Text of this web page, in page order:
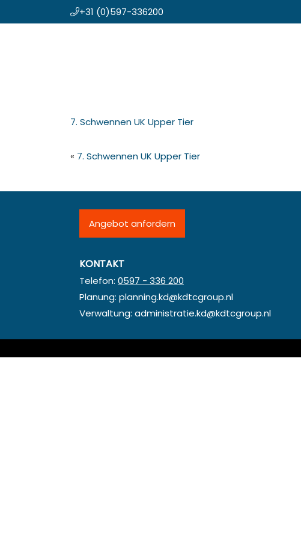
+31 (0)597-336200
7. Schwennen UK Upper Tier
« 7. Schwennen UK Upper Tier
Angebot anfordern
KONTAKT
Telefon: 0597 - 336 200
Planung: planning.kd@kdtcgroup.nl
Verwaltung: administratie.kd@kdtcgroup.nl